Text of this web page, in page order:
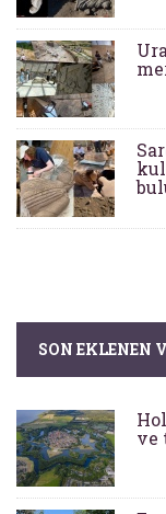
SON EKLENEN
ve